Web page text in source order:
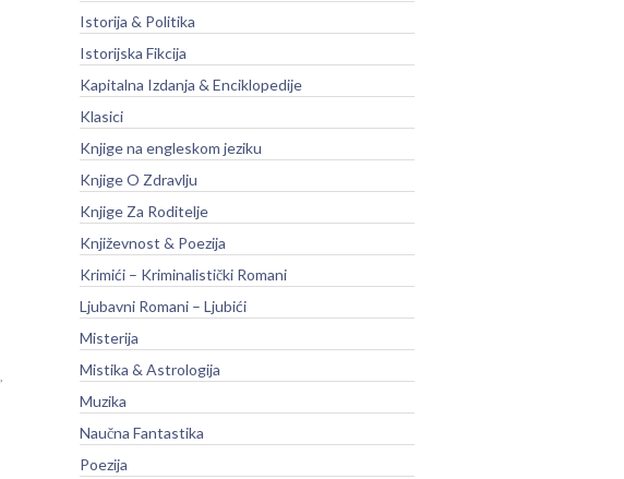
Istorija & Politika
Istorijska Fikcija
Kapitalna Izdanja & Enciklopedije
Klasici
Knjige na engleskom jeziku
Knjige O Zdravlju
Knjige Za Roditelje
Književnost & Poezija
Krimići – Kriminalistički Romani
Ljubavni Romani – Ljubići
Misterija
Mistika & Astrologija
Muzika
Naučna Fantastika
Poezija